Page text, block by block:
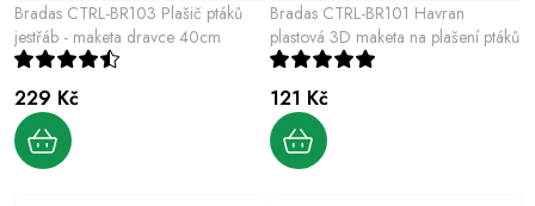
Bradas CTRL-BR103 Plašič ptáků
jestřáb - maketa dravce 40cm
229 Kč
Bradas CTRL-BR101 Havran
plastová 3D maketa na plašení ptáků
121 Kč